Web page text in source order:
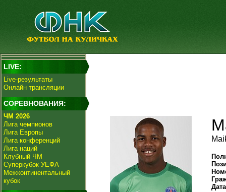
LIVE:
Live-результаты
Онлайн трансляции
СОРЕВНОВАНИЯ:
ЧМ 2026
Лига чемпионов
Лига Европы
Лига конференций
Лига наций
Клубный ЧМ
Суперкубок УЕФА
Межконтинентальный
кубок